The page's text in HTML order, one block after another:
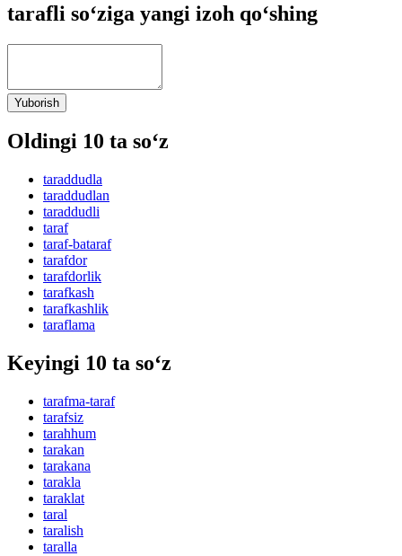
tarafli so‘ziga yangi izoh qo‘shing
Yuborish
Oldingi 10 ta so‘z
taraddudla
taraddudlan
taraddudli
taraf
taraf-bataraf
tarafdor
tarafdorlik
tarafkash
tarafkashlik
taraflama
Keyingi 10 ta so‘z
tarafma-taraf
tarafsiz
tarahhum
tarakan
tarakana
tarakla
taraklat
taral
taralish
taralla